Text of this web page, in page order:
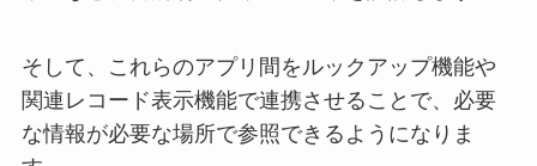
そして、これらのアプリ間をルックアップ機能や
関連レコード表示機能で連携させることで、必要
な情報が必要な場所で参照できるようになりま